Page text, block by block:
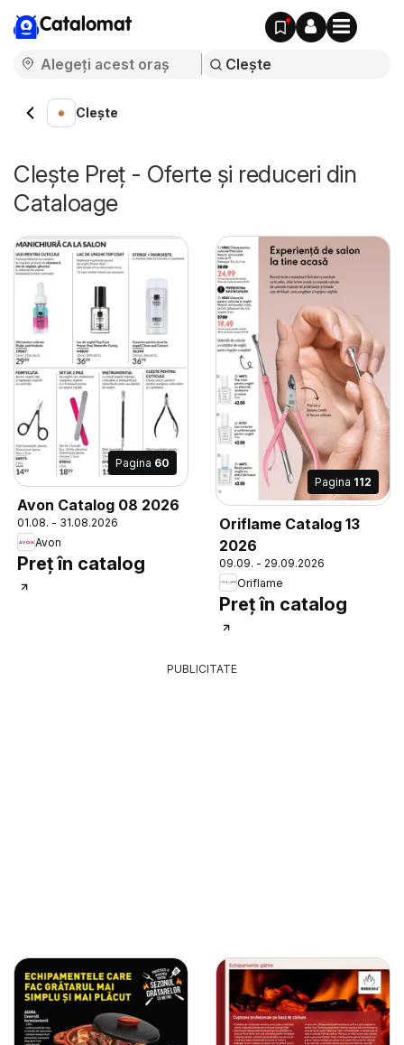
Catalomat
Clește
Clește Preț - Oferte și reduceri din
Cataloage
Pagina 60
Avon Catalog 08 2026
01.08. - 31.08.2026
Avon
Preț în catalog
Pagina 112
Oriflame Catalog 13
2026
09.09. - 29.09.2026
Oriflame
Preț în catalog
PUBLICITATE